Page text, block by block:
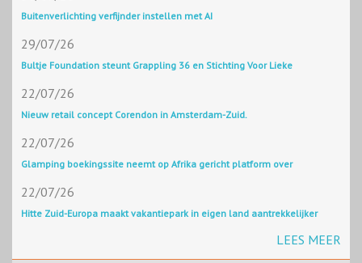
Buitenverlichting verfijnder instellen met AI
29/07/26
Bultje Foundation steunt Grappling 36 en Stichting Voor Lieke
22/07/26
Nieuw retail concept Corendon in Amsterdam-Zuid.
22/07/26
Glamping boekingssite neemt op Afrika gericht platform over
22/07/26
Hitte Zuid-Europa maakt vakantiepark in eigen land aantrekkelijker
LEES MEER